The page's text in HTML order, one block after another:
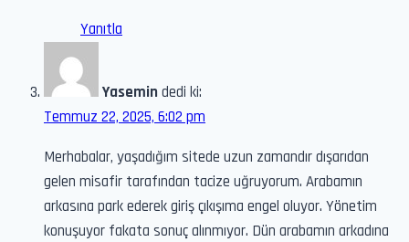
Yanıtla
Yasemindedi ki:
Temmuz 22, 2025, 6:02 pm
Merhabalar, yaşadığım sitede uzun zamandır dışarıdan
gelen misafir tarafından tacize uğruyorum. Arabamın
arkasına park ederek giriş çıkışıma engel oluyor. Yönetim
konuşuyor fakata sonuç alınmıyor. Dün arabamın arkadına